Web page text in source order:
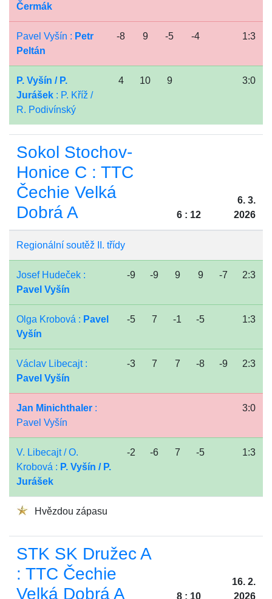
Čermák
Pavel Vyšín : Petr
Peltán
-8 9 -5 -4 1:3
P. Vyšín / P.
Jurášek : P. Kříž /
R. Podivínský
4 10 9 3:0
Sokol Stochov-
Honice C : TTC
Čechie Velká
Dobrá A
6 : 12
6. 3.
2026
Regionální soutěž II. třídy
Josef Hudeček :
Pavel Vyšín
-9 -9 9 9 -7 2:3
Olga Krobová : Pavel
Vyšín
-5 7 -1 -5 1:3
Václav Libecajt :
Pavel Vyšín
-3 7 7 -8 -9 2:3
Jan Minichthaler :
Pavel Vyšín
3:0
V. Libecajt / O.
Krobová : P. Vyšín / P.
Jurášek
-2 -6 7 -5 1:3
Hvězdou zápasu
STK SK Družec A
: TTC Čechie
Velká Dobrá A
8 : 10
16. 2.
2026